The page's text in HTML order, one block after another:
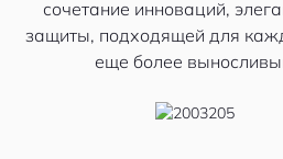
сочетание инноваций,
защиты, подходящей для
еще более